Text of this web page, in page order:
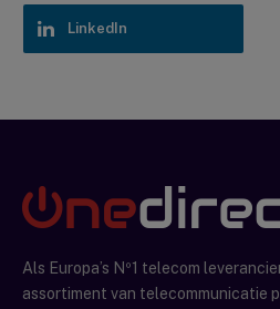
LinkedIn
Als Europa’s Nº1 telecom
assortiment van telecommunicatie